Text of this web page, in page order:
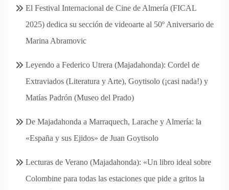
El Festival Internacional de Cine de Almería (FICAL
2025) dedica su sección de videoarte al 50º Aniversario de
Marina Abramovic
Leyendo a Federico Utrera (Majadahonda): Cordel de
Extraviados (Literatura y Arte), Goytisolo (¡casi nada!) y
Matías Padrón (Museo del Prado)
De Majadahonda a Marraquech, Larache y Almería: la
«España y sus Ejidos» de Juan Goytisolo
Lecturas de Verano (Majadahonda): «Un libro ideal sobre
Colombine para todas las estaciones que pide a gritos la